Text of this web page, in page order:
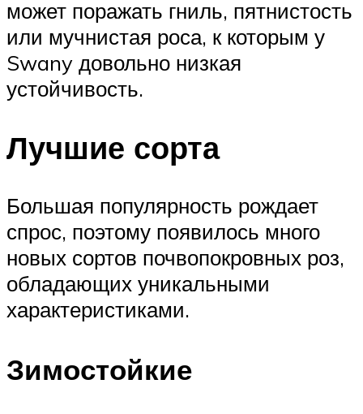
может поражать гниль, пятнистость
или мучнистая роса, к которым у
Swany довольно низкая
устойчивость.
Лучшие сорта
Большая популярность рождает
спрос, поэтому появилось много
новых сортов почвопокровных роз,
обладающих уникальными
характеристиками.
Зимостойкие